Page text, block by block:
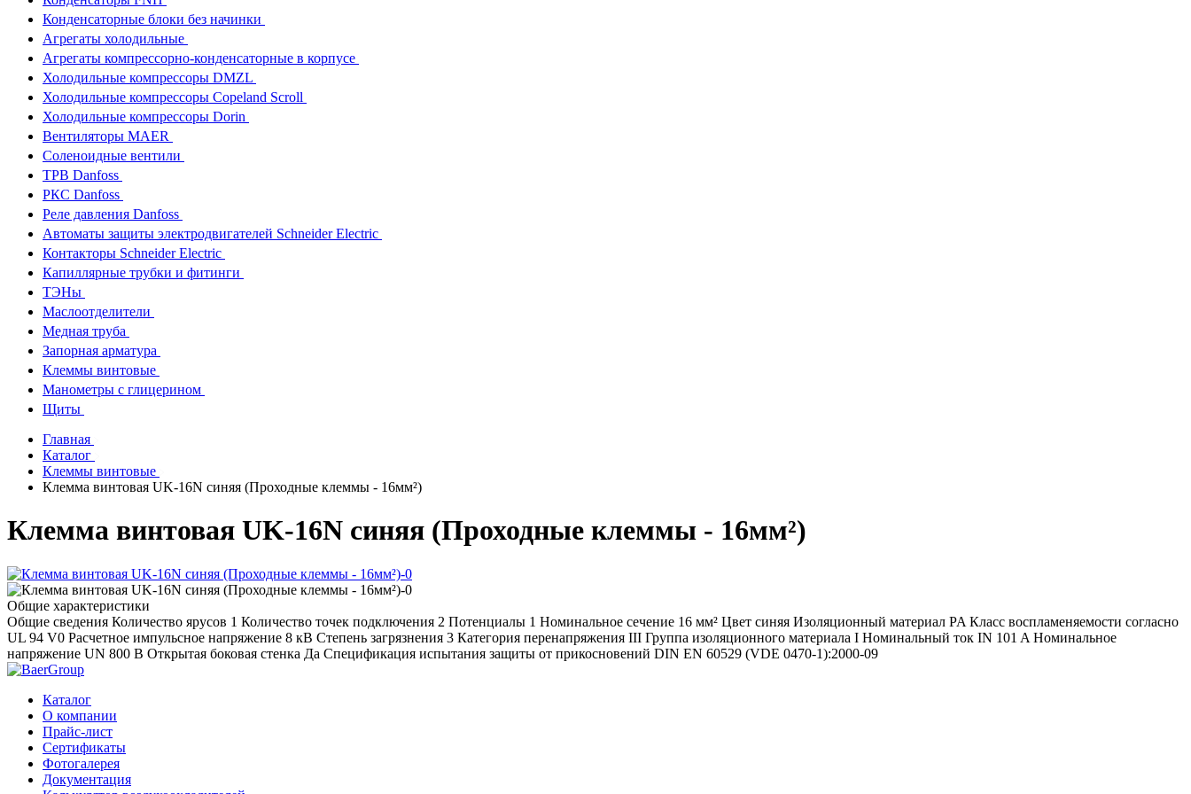
Конденсаторные блоки без начинки
Агрегаты холодильные
Агрегаты компрессорно-конденсаторные в корпусе
Холодильные компрессоры DMZL
Холодильные компрессоры Copeland Scroll
Холодильные компрессоры Dorin
Вентиляторы MAER
Соленоидные вентили
ТРВ Danfoss
РКС Danfoss
Реле давления Danfoss
Автоматы защиты электродвигателей Schneider Electric
Контакторы Schneider Electric
Капиллярные трубки и фитинги
ТЭНы
Маслоотделители
Медная труба
Запорная арматура
Клеммы винтовые
Манометры с глицерином
Щиты
Главная
Каталог
Клеммы винтовые
Клемма винтовая UK-16N синяя (Проходные клеммы - 16мм²)
Клемма винтовая UK-16N синяя (Проходные клеммы - 16мм²)
Общие характеристики
Общие сведения Количество ярусов 1 Количество точек подключения 2 Потенциалы 1 Номинальное сечение 16 мм² Цвет cиняя Изоляционный материал PA Класс воспламеняемости согласно
UL 94 V0 Расчетное импульсное напряжение 8 кВ Степень загрязнения 3 Категория перенапряжения III Группа изоляционного материала I Номинальный ток IN 101 A Номинальное
напряжение UN 800 В Открытая боковая стенка Да Спецификация испытания защиты от прикосновений DIN EN 60529 (VDE 0470-1):2000-09
Каталог
О компании
Прайс-лист
Сертификаты
Фотогалерея
Документация